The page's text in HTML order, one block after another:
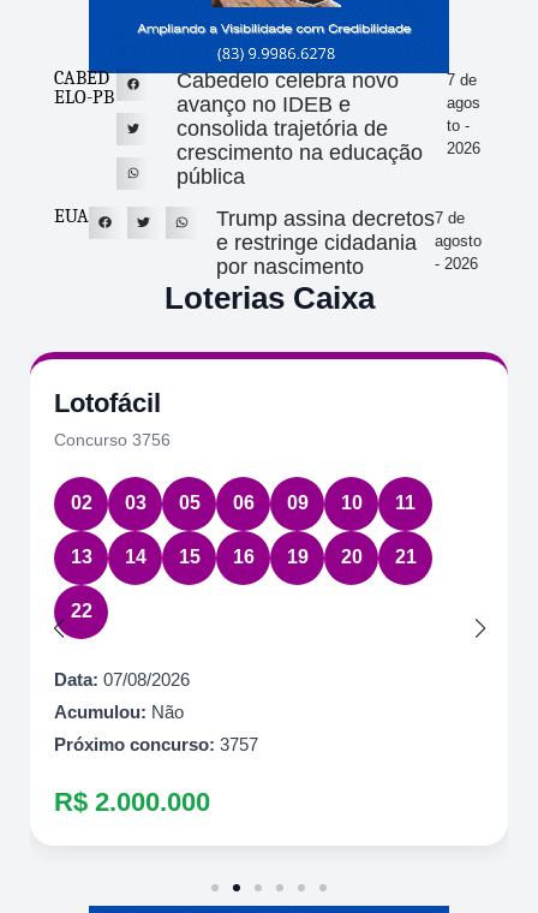
CABED
ELO-PB
Cabedelo celebra novo
avanço no IDEB e
consolida trajetória de
crescimento na educação
pública
7 de
agos
to -
2026
EUA
Trump assina decretos
e restringe cidadania
por nascimento
7 de
agosto
- 2026
Loterias Caixa
Lotofácil
Concurso 3756
02 03 05 06 09 10 11
13 14 15 16 19 20 21
22
Data: 07/08/2026
Acumulou: Não
Próximo concurso: 3757
R$ 2.000.000